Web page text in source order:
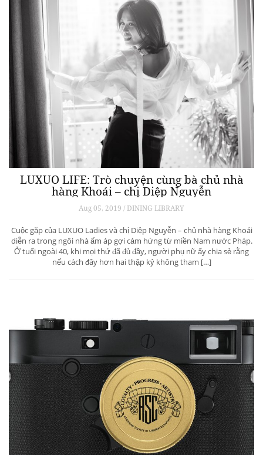
LUXUO LIFE: Trò chuyện cùng bà chủ nhà
hàng Khoái – chị Diệp Nguyễn
Aug 05, 2019 / DINING LIBRARY
Cuộc gặp của LUXUO Ladies và chị Diệp Nguyễn – chủ nhà hàng Khoái
diễn ra trong ngôi nhà ấm áp gợi cảm hứng từ miền Nam nước Pháp.
Ở tuổi ngoài 40, khi mọi thứ đã đủ đầy, người phụ nữ ấy chia sẻ rằng
nếu cách đây hơn hai thập kỷ không tham […]